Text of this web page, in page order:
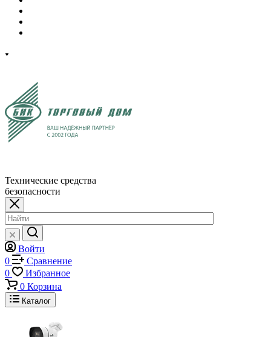
Технические средства
безопасности
Войти
0
Сравнение
0
Избранное
0 Корзина
Каталог